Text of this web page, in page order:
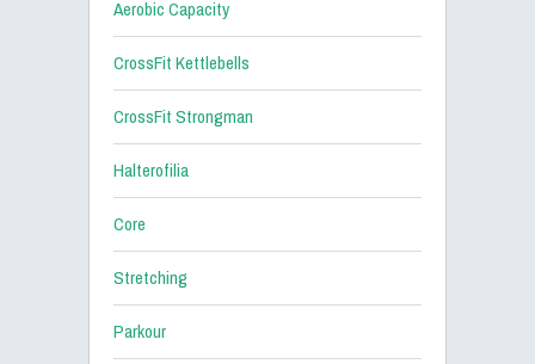
Aerobic Capacity
CrossFit Kettlebells
CrossFit Strongman
Halterofilia
Core
Stretching
Parkour